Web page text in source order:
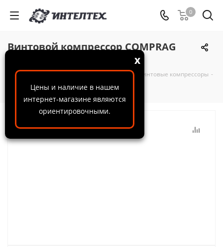
Цены и наличие в нашем
интернет-магазине являются
ориентировочными.
x
0
Винтовой компрессор COMPRAG
ООО "ИнтелТех" - Каталог - Компрессоры - Винтовые компрессоры -
Винтовой компрессор COMPRAG D20010